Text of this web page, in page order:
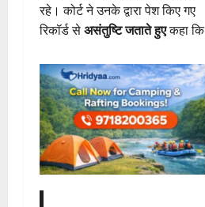
रहे। कोर्ट ने उनके द्वारा पेश किए गए
रिकॉर्ड सेअसंतुष्टि जताते हुएकहा कि